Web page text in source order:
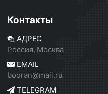
Контакты
АДРЕС
Россия, Москва
EMAIL
booran@mail.ru
TELEGRAM